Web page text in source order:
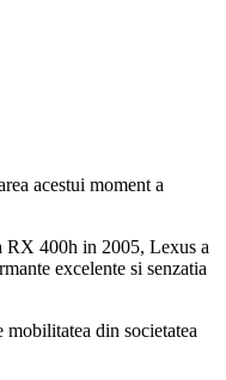
acestui moment a
RX 400h in 2005, Lexus a
excelente si senzatia
din societatea